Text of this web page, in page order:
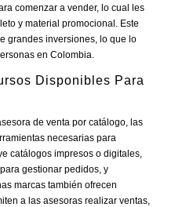
comenzar a vender, lo cual les
y material promocional. Este
grandes inversiones, lo que lo
en Colombia.
Disponibles Para
de venta por catálogo, las
necesarias para
catálogos impresos o digitales,
gestionar pedidos, y
marcas también ofrecen
a las asesoras realizar ventas,